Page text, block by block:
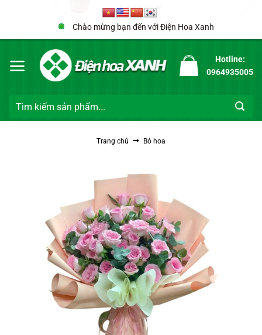
Chào mừng bạn đến với Điện Hoa Xanh
Hotline:
0964935005
Tìm
Trang chủ Bó hoa